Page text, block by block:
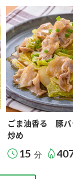
ごま油香る 豚バ
炒め
15 分